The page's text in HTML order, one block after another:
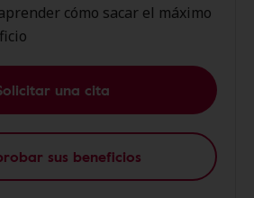
cómo sacar el máximo
una cita
sus beneficios